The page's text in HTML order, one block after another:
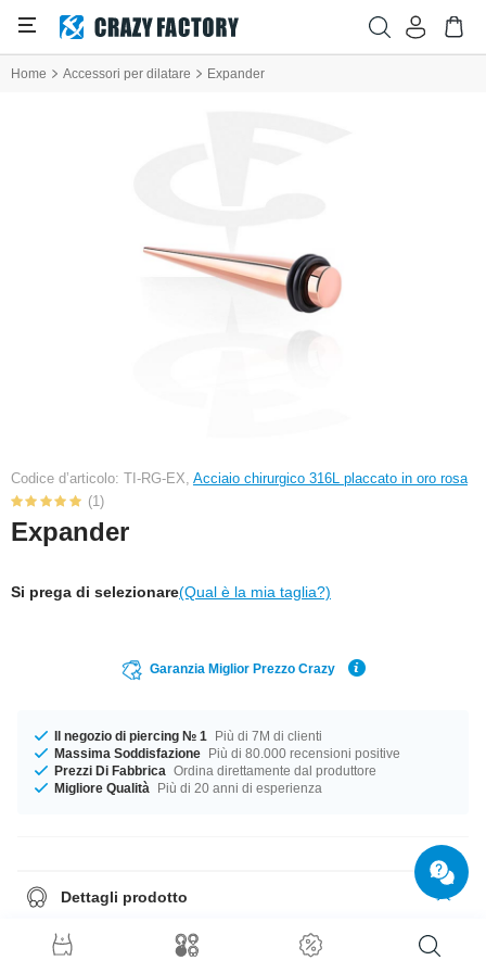
Home Accessori per dilatare Expander
Codice d’articolo: TI-RG-EX, Acciaio chirurgico 316L placcato in oro rosa
(1)
Expander
Si prega di selezionare(Qual è la mia taglia?)
Garanzia Miglior Prezzo Crazy
Il negozio di piercing № 1
Più di 7M di clienti
Massima Soddisfazione Più di 80.000 recensioni positive
Prezzi Di Fabbrica Ordina direttamente dal produttore
Migliore Qualità
Più di 20 anni di esperienza
Dettagli prodotto
a 10 mm. Un prima classe prodotto di ottima qualità ad un prezzo